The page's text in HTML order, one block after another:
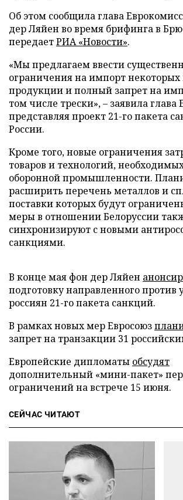
Об этом сообщила глава
дер Ляйен во время брифинга в
передаетРИА «Новости».
«Мы предлагаем ввести
ограничения на импорт
продукции и полный запрет на
том числе трески», – заявила
представляя проект 21-го пакета
России.
Кроме того, новые ограничения
товаров и технологий,
оборонной промышленности.
расширить перечень металлов и
поставки которых будут
меры в отношении Белоруссии
синхронизируют с новыми
санкциями.
В конце мая фон дер Ляйен
подготовку направленного против
россиян 21-го пакета санкций.
В рамках новых мер Евросоюз
запрет на транзакции 31
Европейские дипломаты обсудят
дополнительный «мини-пакет»
ограничений на встрече 15 июня.
СЕЙЧАС ЧИТАЮТ